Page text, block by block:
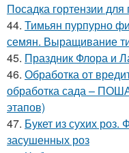
Посадка гортензии
44. Тимьян пурпурно
семян. Выращивание
45. Праздник Флора и
46. Обработка от
обработка сада –
этапов)
47. Букет из сухих роз.
засушенных роз